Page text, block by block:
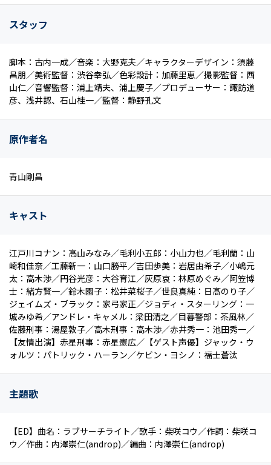
スタッフ
脚本：古内一成／音楽：大野克夫／キャラクターデザイン：須藤
昌朋／美術監督：渋谷幸弘／色彩設計：加藤里恵／撮影監督：西
山仁／音響監督：浦上靖夫、浦上慶子／プロデューサー：諏訪道
彦、浅井認、石山桂一／監督：静野孔文
原作者名
青山剛昌
キャスト
江戸川コナン：高山みなみ／毛利小五郎：小山力也／毛利蘭：山
崎和佳奈／工藤新一：山口勝平／吉田歩美：岩居由希子／小嶋元
太：高木渉／円谷光彦：大谷育江／灰原哀：林原めぐみ／阿笠博
士：緒方賢一／鈴木園子：松井菜桜子／世良真純：日髙のり子／
ジェイムズ・ブラック：家弓家正／ジョディ・スターリング：一
城みゆ希／アンドレ・キャメル：梁田清之／目暮警部：茶風林／
佐藤刑事：湯屋敦子／高木刑事：高木渉／赤井秀一：池田秀一／
【友情出演】赤星刑事：赤星憲広／【ゲスト声優】ジャック・ウ
ォルツ：パトリック・ハーラン／ケビン・ヨシノ：福士蒼汰
主題歌
【ED】曲名：ラブサーチライト／歌手：柴咲コウ／作詞：柴咲コ
ウ／作曲：内澤崇仁(androp)／編曲：内澤崇仁(androp)